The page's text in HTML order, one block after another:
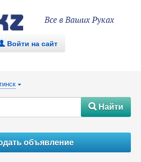
Все в Ваших Руках
Войти на сайт
{
#Найти
объявление